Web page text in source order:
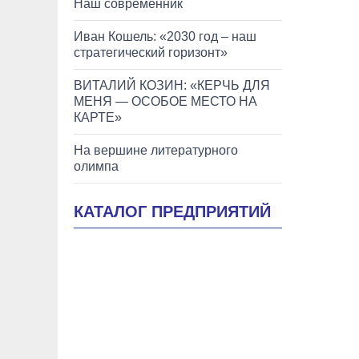
Наш современник
Иван Кошель: «2030 год – наш
стратегический горизонт»
ВИТАЛИЙ КОЗИН: «КЕРЧЬ ДЛЯ
МЕНЯ — ОСОБОЕ МЕСТО НА
КАРТЕ»
На вершине литературного
олимпа
КАТАЛОГ ПРЕДПРИЯТИЙ